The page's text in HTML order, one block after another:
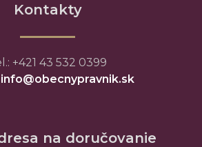
Kontakty
+421 43 532 0399
info@obecnypravnik.sk
na doručovanie